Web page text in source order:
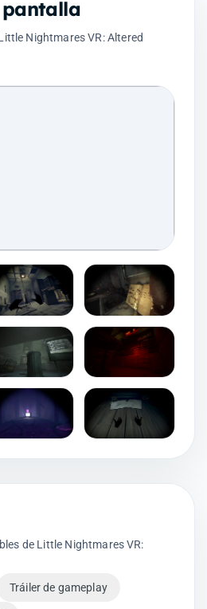
Nightmares VR: Altered
de Little Nightmares VR:
Tráiler de gameplay